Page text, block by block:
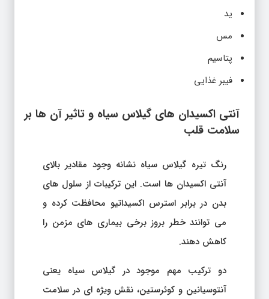
ید
مس
پتاسیم
فیبر غذایی
آنتی اکسیدان های گیلاس سیاه و تاثیر آن ها بر
سلامت قلب
رنگ تیره گیلاس سیاه نشانه وجود مقادیر بالای
آنتی اکسیدان ها است. این ترکیبات از سلول های
بدن در برابر استرس اکسیداتیو محافظت کرده و
می توانند خطر بروز برخی بیماری های مزمن را
کاهش دهند.
دو ترکیب مهم موجود در گیلاس سیاه یعنی
آنتوسیانین و کوئرستین، نقش ویژه ای در سلامت